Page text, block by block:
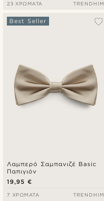
23 ΧΡΏΜΑΤΑ TRENDHIM
Λαμπερό Σαμπανιζέ Basic
Παπιγιόν
Best Seller
19,95 €
7 ΧΡΏΜΑΤΑ TRENDHIM